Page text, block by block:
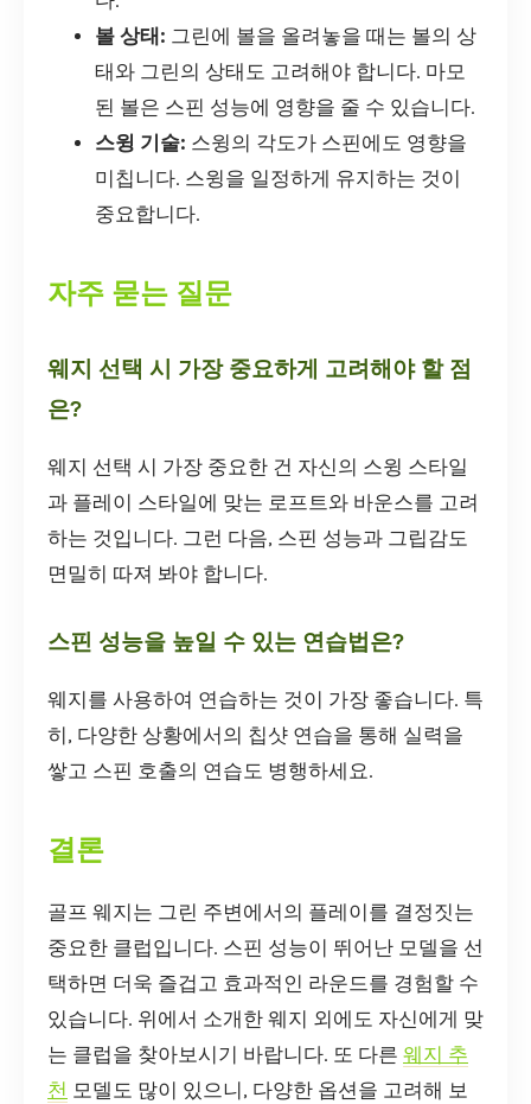
볼 상태: 그린에 볼을 올려놓을 때는 볼의 상
태와 그린의 상태도 고려해야 합니다. 마모
된 볼은 스핀 성능에 영향을 줄 수 있습니다.
스윙 기술: 스윙의 각도가 스핀에도 영향을
미칩니다. 스윙을 일정하게 유지하는 것이
중요합니다.
자주 묻는 질문
웨지 선택 시 가장 중요하게 고려해야 할 점
은?
웨지 선택 시 가장 중요한 건 자신의 스윙 스타일
과 플레이 스타일에 맞는 로프트와 바운스를 고려
하는 것입니다. 그런 다음, 스핀 성능과 그립감도
면밀히 따져 봐야 합니다.
스핀 성능을 높일 수 있는 연습법은?
웨지를 사용하여 연습하는 것이 가장 좋습니다. 특
히, 다양한 상황에서의 칩샷 연습을 통해 실력을
쌓고 스핀 호출의 연습도 병행하세요.
결론
골프 웨지는 그린 주변에서의 플레이를 결정짓는
중요한 클럽입니다. 스핀 성능이 뛰어난 모델을 선
택하면 더욱 즐겁고 효과적인 라운드를 경험할 수
있습니다. 위에서 소개한 웨지 외에도 자신에게 맞
는 클럽을 찾아보시기 바랍니다. 또 다른 웨지 추
천 모델도 많이 있으니, 다양한 옵션을 고려해 보